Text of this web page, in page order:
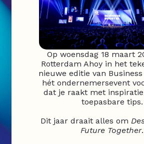
Op woensdag 18 maart
Rotterdam Ahoy in het
nieuwe editie van Business
hét ondernemersevent
dat je raakt met
toepasbare tips.
Dit jaar draait alles om
Future Together.